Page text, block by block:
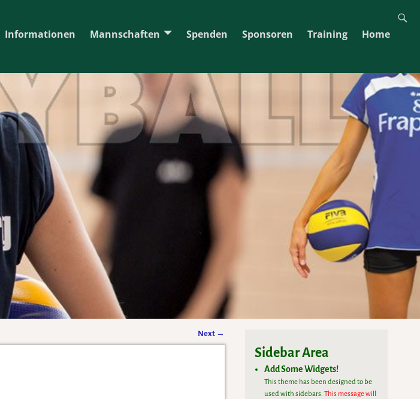
Informationen Mannschaften Spenden Sponsoren Training
Home
Next →
Sidebar Area
Add Some Widgets!
This theme has been designed to be
used with sidebars.This message will